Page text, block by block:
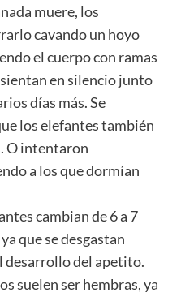
muere, los
cavando un hoyo
el cuerpo con ramas
en silencio junto
días más. Se
los elefantes también
O intentaron
a los que dormían
cambian de 6 a 7
que se desgastan
desarrollo del apetito.
suelen ser hembras, ya